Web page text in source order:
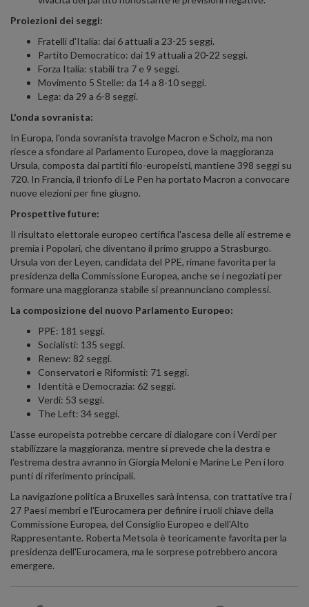
Proiezioni dei seggi:
Fratelli d'Italia: dai 6 attuali a 23-25 seggi.
Partito Democratico: dai 19 attuali a 20-22 seggi.
Forza Italia: stabili tra 7 e 9 seggi.
Movimento 5 Stelle: da 14 a 8-10 seggi.
Lega: da 29 a 6-8 seggi.
L'onda sovranista:
In Europa, l'onda sovranista travolge Macron e Scholz, ma non
riesce a sfondare al Parlamento Europeo, dove la maggioranza
Ursula, composta dai partiti filo-europeisti, mantiene 398 seggi su
720. In Francia, il trionfo di Le Pen ha portato Macron a convocare
nuove elezioni per fine giugno.
Prospettive future:
Il risultato elettorale europeo certifica l'ascesa delle ali estreme e
premia i Popolari, che diventano il primo gruppo a Strasburgo.
Ursula von der Leyen, candidata del PPE, rimane favorita per la
presidenza della Commissione Europea, anche se i negoziati per
formare una maggioranza stabile si preannunciano complessi.
La composizione del nuovo Parlamento Europeo:
PPE: 181 seggi.
Socialisti: 135 seggi.
Renew: 82 seggi.
Conservatori e Riformisti: 71 seggi.
Identità e Democrazia: 62 seggi.
Verdi: 53 seggi.
The Left: 34 seggi.
L'asse europeista potrebbe cercare di dialogare con i Verdi per
stabilizzare la maggioranza, mentre si prevede che la destra e
l'estrema destra avranno in Giorgia Meloni e Marine Le Pen i loro
punti di riferimento principali.
La navigazione politica a Bruxelles sarà intensa, con trattative tra i
27 Paesi membri e l'Eurocamera per definire i ruoli chiave della
Commissione Europea, del Consiglio Europeo e dell'Alto
Rappresentante. Roberta Metsola è teoricamente favorita per la
presidenza dell'Eurocamera, ma le sorprese potrebbero ancora
emergere.